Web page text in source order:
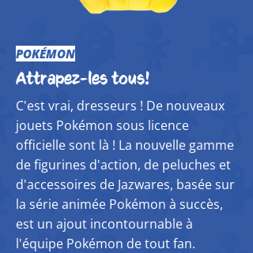
POKÉMON
Attrapez-les tous!
​C'est vrai, dresseurs ! De nouveaux
jouets Pokémon sous licence
officielle sont là ! La nouvelle gamme
de figurines d'action, de peluches et
d'accessoires de Jazwares, basée sur
la série animée Pokémon à succès,
est un ajout incontournable à
l'équipe Pokémon de tout fan.